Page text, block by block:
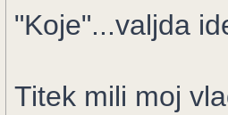
"Koje"...valjda
Titek mili moj